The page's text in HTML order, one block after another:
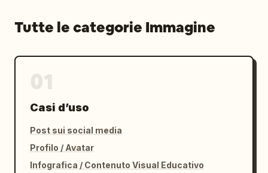
Tutte le categorie Immagine
Casi d’uso
Post sui social media
Profilo / Avatar
Infografica / Contenuto Visual Educativo